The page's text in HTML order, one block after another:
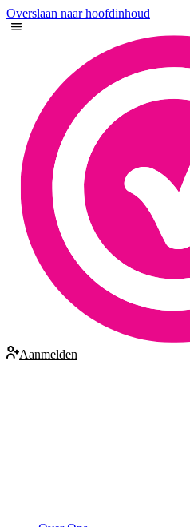
Overslaan naar hoofdinhoud
Aanmelden